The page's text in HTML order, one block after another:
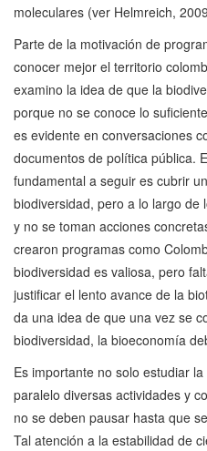
moleculares (ver Helmreich,
Parte de la motivación de
conocer mejor el territorio
examino la idea de que la
porque no se conoce lo
es evidente en conversaciones
documentos de política pública.
fundamental a seguir es cubrir
biodiversidad, pero a lo largo de
y no se toman acciones
crearon programas como
biodiversidad es valiosa, pero
justificar el lento avance de la
da una idea de que una vez se
biodiversidad, la bioeconomía
Es importante no solo estudiar
paralelo diversas actividades y
no se deben pausar hasta que
Tal atención a la estabilidad de